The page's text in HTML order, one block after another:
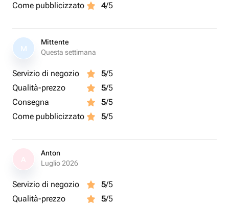
Come pubblicizzato
4/5
M
Mittente
Questa settimana
Servizio di negozio 5/5
Qualità-prezzo
5/5
Consegna
5/5
Come pubblicizzato
5/5
Anton
Luglio 2026
Servizio di negozio 5/5
Qualità-prezzo
5/5